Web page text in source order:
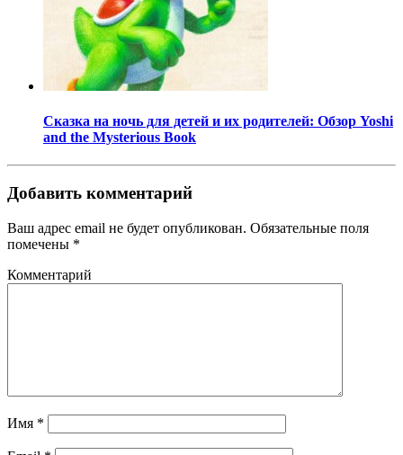
Сказка на ночь для детей и их родителей: Обзор Yoshi
and the Mysterious Book
Добавить комментарий
Ваш адрес email не будет опубликован. Обязательные поля
помечены *
Комментарий
Имя *